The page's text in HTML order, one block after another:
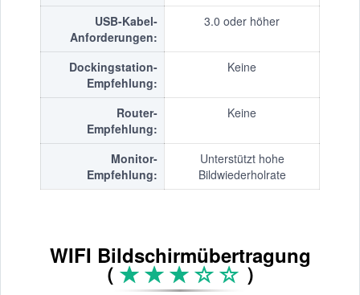
USB-Kabel-
Anforderungen:
3.0 oder höher
Dockingstation-
Empfehlung:
Keine
Router-
Empfehlung:
Keine
Monitor-
Empfehlung:
Unterstützt hohe
Bildwiederholrate
WIFI Bildschirmübertragung
（ ）